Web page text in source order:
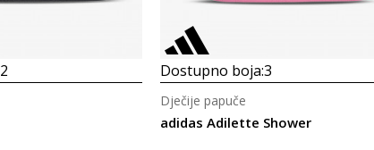
2 Dostupno boja:3
adidas Adilette Shower
Dječije papuče